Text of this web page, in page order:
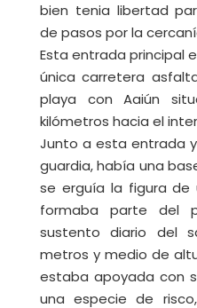
bien tenia libertad
de pasos por la
Esta entrada principal
única carretera
playa con Aaiún
kilómetros hacia el
Junto a esta entrada
guardia, había una
se erguía la figura de
formaba parte del
sustento diario del
metros y medio de
estaba apoyada con
una especie de